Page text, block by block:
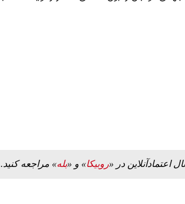
اعتمادآنلاین در «روبیکا» و «بله» مراجعه کنید.